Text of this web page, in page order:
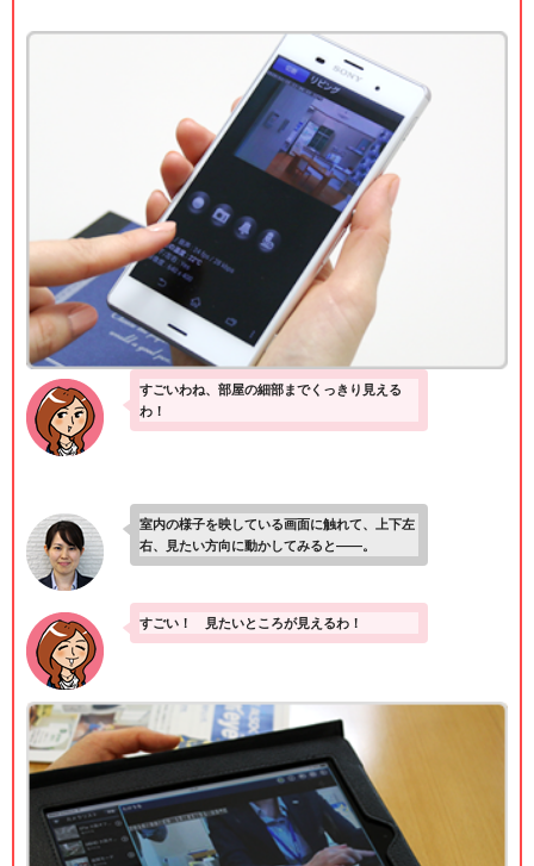
すごいわね、部屋の細部までくっきり見える
わ！
室内の様子を映している画面に触れて、上下左
右、見たい方向に動かしてみると――。
すごい！ 見たいところが見えるわ！